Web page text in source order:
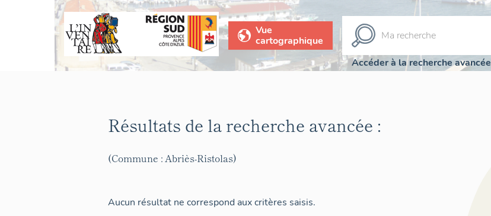
Vue
cartographique
Accéder à la recherche avancée
Résultats de la recherche avancée :
(Commune : Abriès-Ristolas)
Aucun résultat ne correspond aux critères saisis.